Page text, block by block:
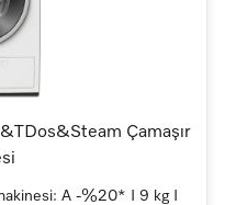
Çamaşır
A -%20* I 9 kg I